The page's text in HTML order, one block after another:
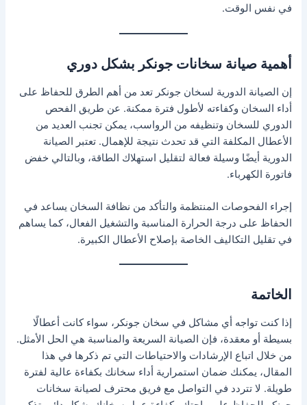
في نفس الوقت.
أهمية صيانة سخانات جونكر بشكل دوري
إن الصيانة الدورية لسخان جونكر تعد من أهم الطرق للحفاظ على
أداء السخان وكفاءته لأطول فترة ممكنة. عن طريق الفحص
الدوري للسخان وتنظيفه من الرواسب، يمكن تجنب العديد من
الأعطال المكلفة التي قد تحدث نتيجة للإهمال. تعتبر الصيانة
الدورية أيضًا وسيلة فعالة لتقليل استهلاك الطاقة، وبالتالي خفض
فاتورة الكهرباء.
إجراء الفحوصات المنتظمة والتأكد من نظافة السخان يساعد في
الحفاظ على درجة الحرارة المناسبة والتشغيل الفعال، كما يساهم
في تقليل التكاليف الخاصة بإصلاح الأعطال الكبيرة.
الخاتمة
إذا كنت تواجه أي مشاكل في سخان جونكر، سواء كانت أعطالًا
بسيطة أو معقدة، فإن الصيانة السريعة والمناسبة هي الحل الأمثل.
من خلال اتباع الإرشادات والاحتياطات التي تم ذكرها في هذا
المقال، يمكنك ضمان استمرارية أداء سخانك بكفاءة عالية لفترة
طويلة. لا تتردد في التواصل مع فريق محترف لصيانة سخانات